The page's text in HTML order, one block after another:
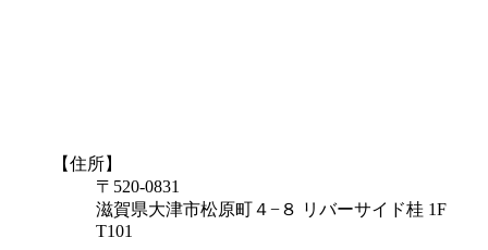
【住所】
〒520-0831
滋賀県大津市松原町４−８ リバーサイド桂 1F
T101